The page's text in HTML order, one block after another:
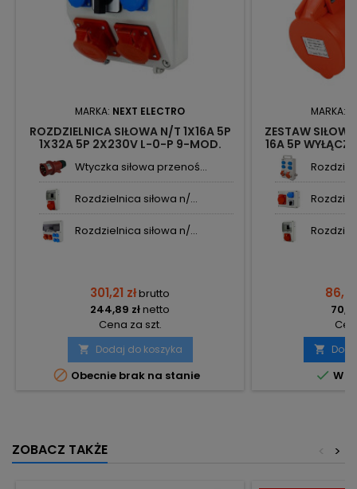
MARKA: NEXT ELECTRO
ROZDZIELNICA SIŁOWA N/T 1X16A 5P
1X32A 5P 2X230V L-0-P 9-MOD.
NBOX-9M.3 3691654 NEXT
Wtyczka siłowa przenoś...
Rozdzielnica siłowa n/...
Rozdzielnica siłowa n/...
301,21 złbrutto
244,89 złnetto
Cena za szt.
 Dodaj do koszyka
 Obecnie brak na stanie
MARKA:
ZESTAW
16A 5P

 W
ZOBACZ TAKŻE >
<